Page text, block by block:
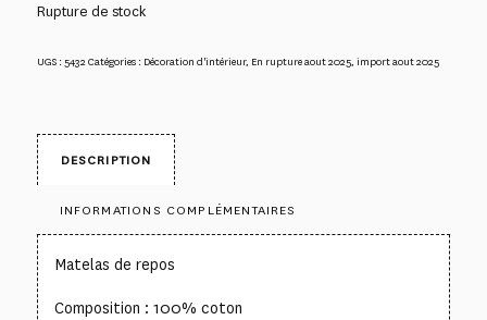
Rupture de stock
UGS : 5432Catégories : Décoration d'intérieur, En rupture aout 2025, import aout 2025
DESCRIPTION
INFORMATIONS COMPLÉMENTAIRES
Matelas de repos
Composition : 100% coton